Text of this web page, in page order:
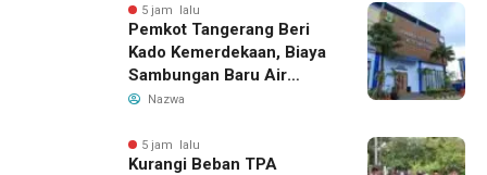
5 jam lalu
Pemkot Tangerang Beri
Kado Kemerdekaan, Biaya
Sambungan Baru Air
Bersih Dipangkas Jadi
Nazwa
5 jam lalu
Kurangi Beban TPA